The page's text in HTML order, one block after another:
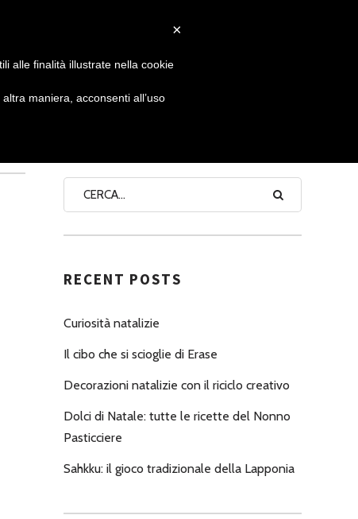
NONNO PASTICCIERE
RECENT POSTS
Curiosità natalizie
Il cibo che si scioglie di Erase
Decorazioni natalizie con il riciclo creativo
Dolci di Natale: tutte le ricette del Nonno
Pasticciere
Sahkku: il gioco tradizionale della Lapponia
×
alle finalità illustrate nella cookie
maniera, acconsenti all’uso